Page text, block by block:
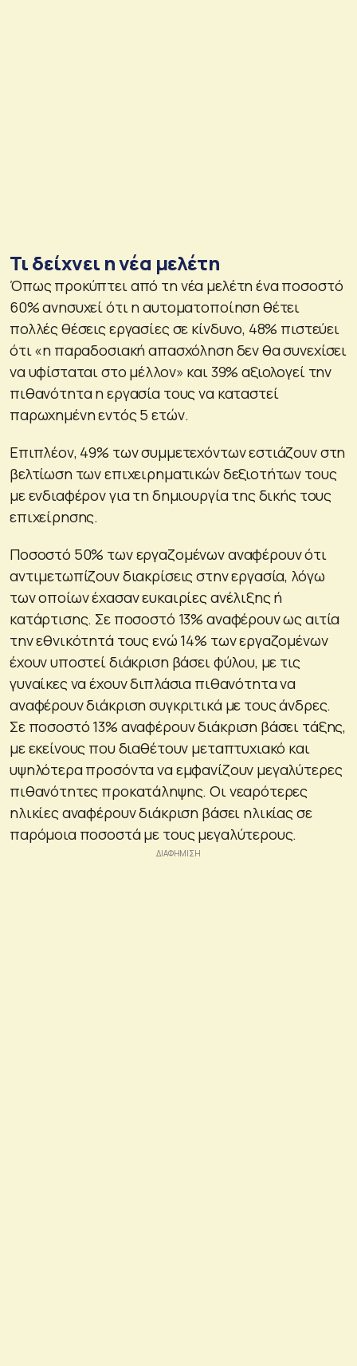
Τι δείχνει η νέα μελέτη
Όπως προκύπτει από τη νέα μελέτη ένα ποσοστό
60% ανησυχεί ότι η αυτοματοποίηση θέτει
πολλές θέσεις εργασίες σε κίνδυνο, 48% πιστεύει
ότι «η παραδοσιακή απασχόληση δεν θα συνεχίσει
να υφίσταται στο μέλλον» και 39% αξιολογεί την
πιθανότητα η εργασία τους να καταστεί
παρωχημένη εντός 5 ετών.
Επιπλέον, 49% των συμμετεχόντων εστιάζουν στη
βελτίωση των επιχειρηματικών δεξιοτήτων τους
με ενδιαφέρον για τη δημιουργία της δικής τους
επιχείρησης.
Ποσοστό 50% των εργαζομένων αναφέρουν ότι
αντιμετωπίζουν διακρίσεις στην εργασία, λόγω
των οποίων έχασαν ευκαιρίες ανέλιξης ή
κατάρτισης. Σε ποσοστό 13% αναφέρουν ως αιτία
την εθνικότητά τους ενώ 14% των εργαζομένων
έχουν υποστεί διάκριση βάσει φύλου, με τις
γυναίκες να έχουν διπλάσια πιθανότητα να
αναφέρουν διάκριση συγκριτικά με τους άνδρες.
Σε ποσοστό 13% αναφέρουν διάκριση βάσει τάξης,
με εκείνους που διαθέτουν μεταπτυχιακό και
υψηλότερα προσόντα να εμφανίζουν μεγαλύτερες
πιθανότητες προκατάληψης. Οι νεαρότερες
ηλικίες αναφέρουν διάκριση βάσει ηλικίας σε
παρόμοια ποσοστά με τους μεγαλύτερους.